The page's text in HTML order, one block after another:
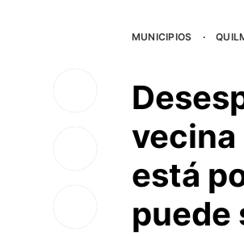
MUNICIPIOS ·
vecina
está
puede